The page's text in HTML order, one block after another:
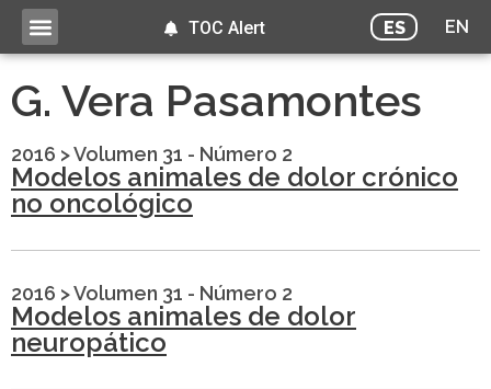
ES EN
TOC Alert
G. Vera Pasamontes
2016 >Volumen 31 - Número 2
Modelos animales de dolor crónico
no oncológico
2016 >Volumen 31 - Número 2
Modelos animales de dolor
neuropático